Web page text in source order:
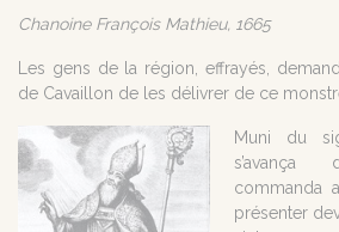
Chanoine François Mathieu, 1665
Les gens de la région, effrayés,
de Cavaillon de les délivrer de ce
Muni du
commanda
présenter